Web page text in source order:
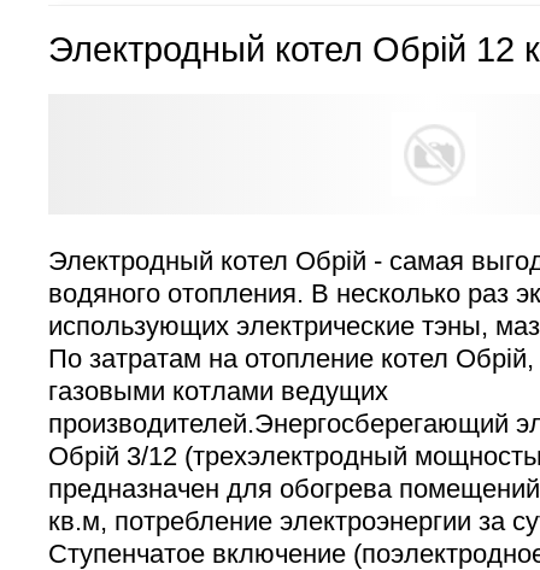
Электродный котел Обрій 12
Электродный котел Обрій - самая
водяного отопления. В несколько раз
использующих электрические тэны,
По затратам на отопление котел
газовыми котлами ведущих
производителей.Энергосберегающий
Обрій 3/12 (трехэлектродный
предназначен для обогрева
кв.м, потребление электроэнергии за
Ступенчатое включение